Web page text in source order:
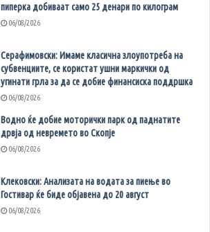
пиперка добиваат само 25 денари по килограм
06/08/2026
Серафимовски: Имаме класична злоупотреба на
субвенциите, се користат ушни маркички од
угинати грла за да се добие финансиска поддршка
06/08/2026
Водно ќе добие моторички парк од паднатите
дрвја од невремето во Скопје
06/08/2026
Клековски: Анализата на водата за пиење во
Гостивар ќе биде објавена до 20 август
06/08/2026